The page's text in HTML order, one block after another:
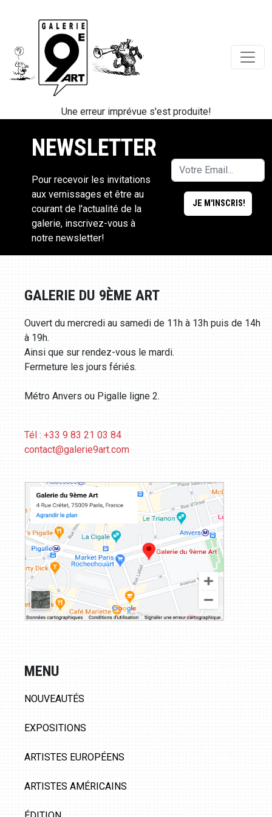
Une erreur imprévue s'est produite!
NEWSLETTER
Pour recevoir les invitations
aux vernissages et être au
courant de l'actualité de la
galerie, inscrivez-vous à
notre newsletter!
GALERIE DU 9ÈME ART
Ouvert du mercredi au samedi de 11h à 13h puis de 14h
à 19h.
Ainsi que sur rendez-vous le mardi.
Fermeture les jours fériés.
Métro Anvers ou Pigalle ligne 2.
Tél : +33 9 83 21 03 84
contact@galerie9art.com
MENU
NOUVEAUTÉS
EXPOSITIONS
ARTISTES EUROPÉENS
ARTISTES AMÉRICAINS